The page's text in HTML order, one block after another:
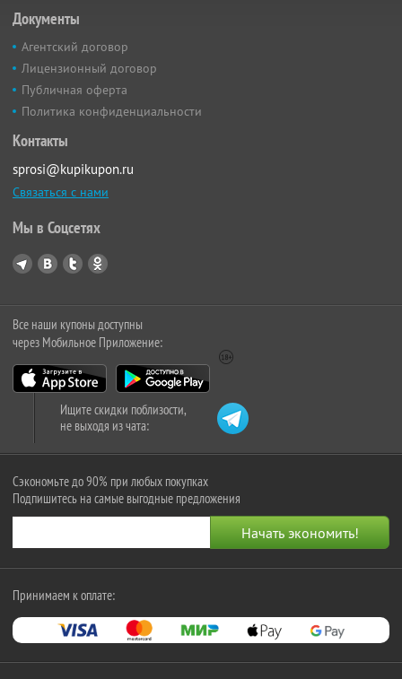
Документы
Агентский договор
Лицензионный договор
Публичная оферта
Политика конфиденциальности
Контакты
sprosi@kupikupon.ru
Связаться с нами
Мы в Соцсетях
Все наши купоны доступны
через Мобильное Приложение:
Ищите скидки поблизости,
не выходя из чата:
Сэкономьте до 90% при любых покупках
Подпишитесь на самые выгодные предложения
Принимаем к оплате: